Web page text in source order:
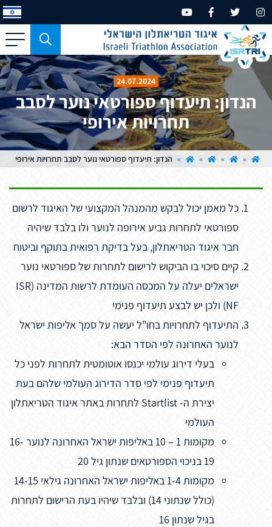
כפתור
משמש
עבור
מכשירים
בעלי
מסך
קטן
בלבד
הנדון: תיעדוף ספורטאי נוער לסבב
תחרויות אירופי
24.07.2024
»
»
»
» הנדון: תיעדוף ספורטאי נוער לסבב תחרויות אירופי
כל מאמן יכול לבקש מהמנהל המקצועי של האיגוד לרשום
ספורטאי לתחרות גביע אירופה לנוער ולו בלבד שיהיה
חבר איגוד הטריאתלון, בעל בדיקת רפואית בתוקף וביטוח
קיים סיכוי בו הביקוש לרישום לתחרות של ספורטאי נוער
ישראלים יעלה על המכסה העומדת לרשות המדינה (ISR
NF) ולכן יש לבצע תיעדוף פנימי
התיעדוף לתחרויות בחו"ל יעשה על סמך אליפות ישראל
לנוער האחרונה לפי הסדר הבא:
בעלי דירוג עולמי יכנסו אוטומטית לתחרות לפני כל
תיעדוף פנימי לפי סדר הדירוג העולמי שלהם בעת
יצירת ה- Startlist לתחרות באתר איגוד הטריאתלון
העולמי
מקומות 1 – 10 באליפות ישראל האחרונה לנוער 16-
19 בניכוי הספורטאים שנתון גיל 20
מקומות 1-4 באליפות ישראל האחרונה גילאי 14-15
(כולל שנתוני 14) ובלבד שיהיו בעת הרישום לתחרות
בגיל שנתון 16